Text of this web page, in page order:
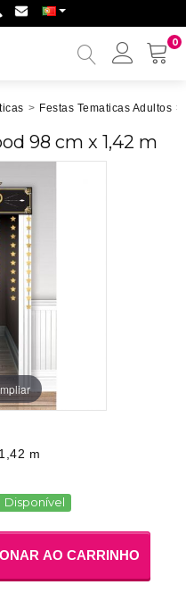
0
Minha
> Festas Tematicas Adultos >
98 cm x 1,42 m
m
Disponível
AO CARRINHO